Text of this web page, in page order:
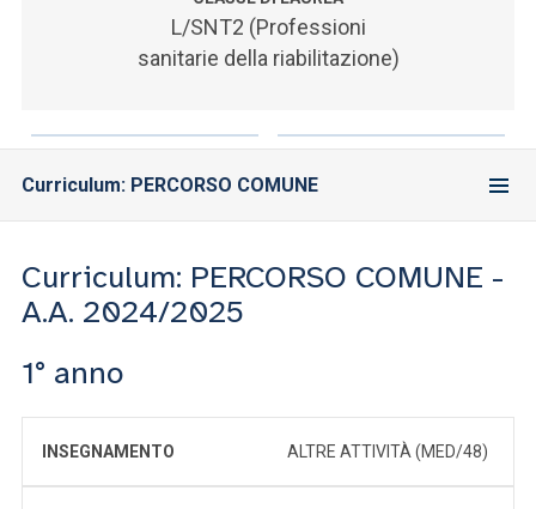
ACCEDI A CLOUDMAIL
L/SNT2 (Professioni
sanitarie della riabilitazione)
Curriculum: PERCORSO COMUNE
Curriculum: PERCORSO COMUNE -
A.A. 2024/2025
1° anno
INSEGNAMENTO ALTRE ATTIVITÀ (MED/48)